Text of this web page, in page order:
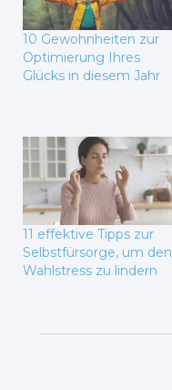
10 Gewohnheiten zur
Optimierung Ihres
Glücks in diesem Jahr
11 effektive Tipps zur
Selbstfürsorge, um den
Wahlstress zu lindern